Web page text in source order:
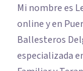
Mi nombre es
online y en Puerto de
Ballesteros
especializada